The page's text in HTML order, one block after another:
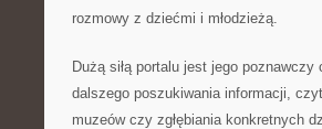
rozmowy z dziećmi i młodzieżą.
Dużą siłą portalu jest jego
dalszego poszukiwania informacji,
muzeów czy zgłębiania konkretnych